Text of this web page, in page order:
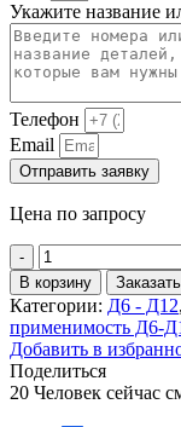
Укажите название
Телефон
Email
Отправить заявку
Цена по запросу
Количество
товара
Жиклер
525-
63-
2
В корзину
Категории: Д6 - Д12,
применимость Д6-
Добавить в
Поделиться
20 Человек сейчас